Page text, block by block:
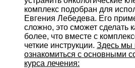
комплекс подобран для
Евгения Лебедева. Его
сложно, это сможет сделать
более, что вместе с
четкие инструкции. Здесь мы
ознакомиться с основными
курса лечения: